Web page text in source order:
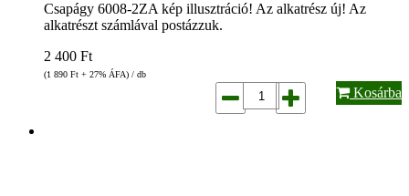
Csapágy 6008-2ZA kép illusztráció! Az alkatrész új! Az
alkatrészt számlával postázzuk.
2 400 Ft
(1 890 Ft + 27% ÁFA) / db
Kosárba